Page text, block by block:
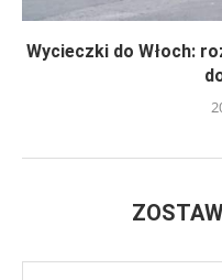
Wycieczki do Włoch: